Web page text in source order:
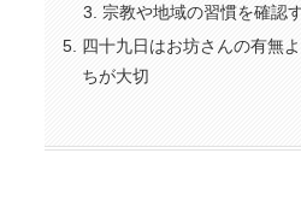
宗教や地域の習慣を確認
四十九日はお坊さんの有無
ちが大切